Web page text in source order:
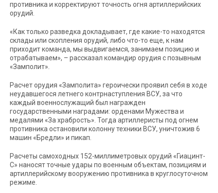
противника и корректируют точность огня артиллерийских
орудий.
«Как только разведка докладывает, где какие-то находятся
склады или скопления орудий, либо что-то еще, к нам
приходит команда, мы выдвигаемся, занимаем позицию и
отрабатываем», – рассказал командир орудия с позывным
«Замполит».
Расчет орудия «Замполита» героически проявил себя в ходе
неудавшегося летнего контрнаступления ВСУ, за что
каждый военнослужащий был награжден
государственными наградами: орденами Мужества и
медалями «За храбрость». Тогда артиллеристы под огнем
противника остановили колонну техники ВСУ, уничтожив 6
машин «Бредли» и пикап.
Расчеты самоходных 152-миллиметровых орудий «Гиацинт-
С» наносят точные удары по военным объектам, позициям и
артиллерийскому вооружению противника в круглосуточном
режиме.